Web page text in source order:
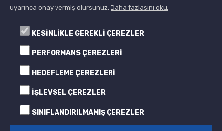
Tüm Hakları Saklıdır All Rights Reserved
uyarınca onay vermiş olursunuz. Daha fazlasını oku.
KESİNLİKLE GEREKLİ ÇEREZLER
PERFORMANS ÇEREZLERİ
HEDEFLEME ÇEREZLERİ
İŞLEVSEL ÇEREZLER
SINIFLANDIRILMAMIŞ ÇEREZLER